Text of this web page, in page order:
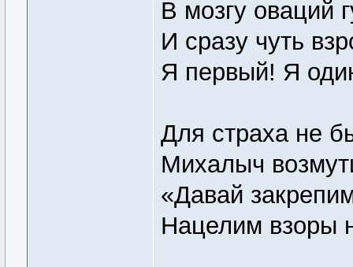
В мозгу оваций
И сразу чуть
Я первый! Я
Для страха не
Михалыч
«Давай
Нацелим взоры